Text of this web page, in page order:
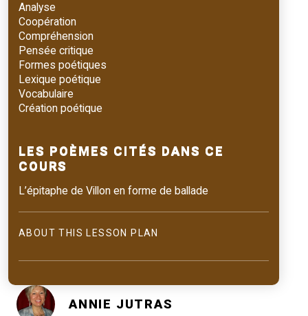
ANNIE JUTRAS
Analyse
Coopération
Compréhension
Pensée critique
Formes poétiques
Lexique poétique
Vocabulaire
Création poétique
LES POÈMES CITÉS DANS CE
COURS
L’épitaphe de Villon en forme de ballade
ABOUT THIS LESSON PLAN